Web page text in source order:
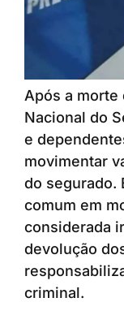
Após a
Nacional do
e
movimentar
do segurado.
comum em
considerada
devolução
criminal.